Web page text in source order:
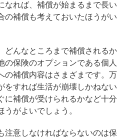
なれば、補償が始まるまで長い
の補償も考えておいたほうがい
どんなところまで補償されるか
の保険のオプションである個人
の補償内容はさまざまです。万
をすれば生活が崩壊しかねない
に補償が受けられるかなど十分
がよいでしょう。
注意しなければならないのは保